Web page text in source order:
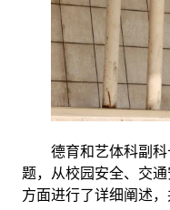
德育和艺体科副
题，从校园安全、交
方面进行了详细阐述，